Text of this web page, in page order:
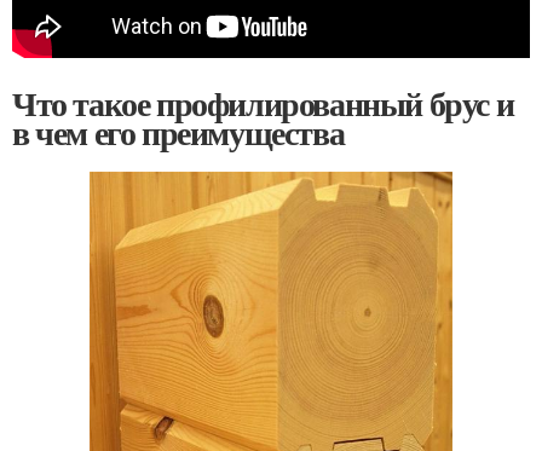
Что такое профилированный брус и
в чем его преимущества